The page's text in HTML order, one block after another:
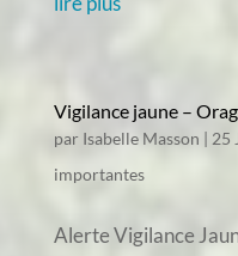
Vigilance jaune –
par Isabelle Masson | 25
importantes
Alerte Vigilance